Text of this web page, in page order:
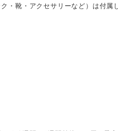
・靴・アクセサリーなど）は付属